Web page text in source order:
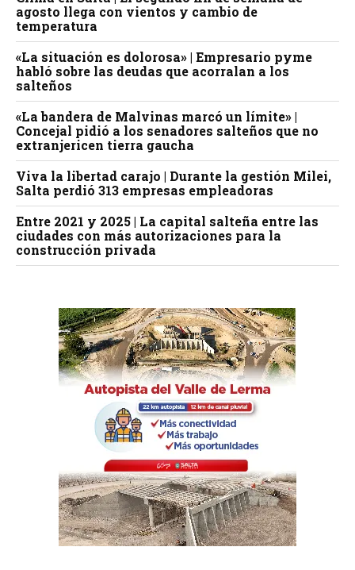
agosto llega con vientos y cambio de
temperatura
«La situación es dolorosa» | Empresario pyme
habló sobre las deudas que acorralan a los
salteños
«La bandera de Malvinas marcó un límite» |
Concejal pidió a los senadores salteños que no
extranjericen tierra gaucha
Viva la libertad carajo | Durante la gestión Milei,
Salta perdió 313 empresas empleadoras
Entre 2021 y 2025 | La capital salteña entre las
ciudades con más autorizaciones para la
construcción privada